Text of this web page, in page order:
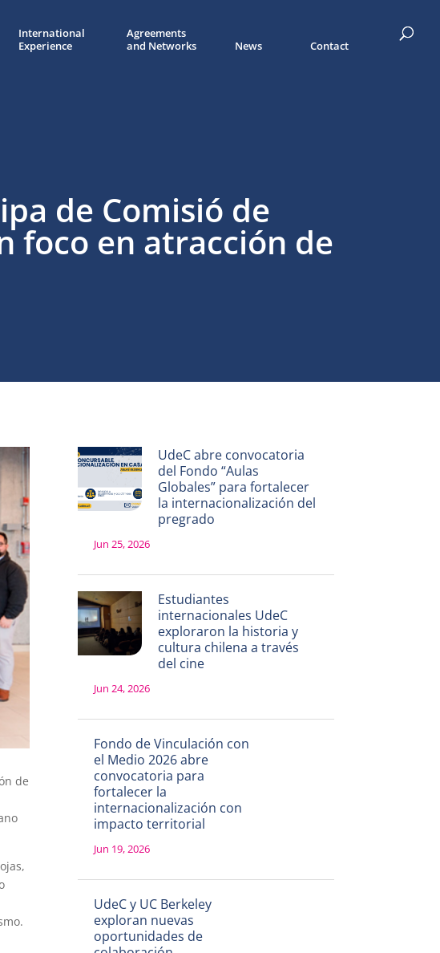
International
Experience
Agreements
and Networks
News Contact
de Comisió de
foco en atracción de
de
UdeC abre convocatoria
del Fondo “Aulas
Globales” para fortalecer
la internacionalización del
pregrado
Jun 25, 2026
Estudiantes
internacionales UdeC
exploraron la historia y
cultura chilena a través
del cine
Jun 24, 2026
Fondo de Vinculación con
el Medio 2026 abre
convocatoria para
fortalecer la
internacionalización con
impacto territorial
Jun 19, 2026
UdeC y UC Berkeley
exploran nuevas
oportunidades de